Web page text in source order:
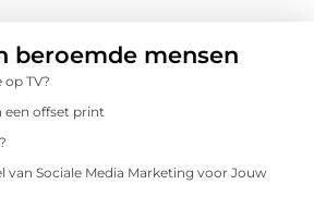
beroemde mensen
TV?
een offset print
van Sociale Media Marketing voor Jouw